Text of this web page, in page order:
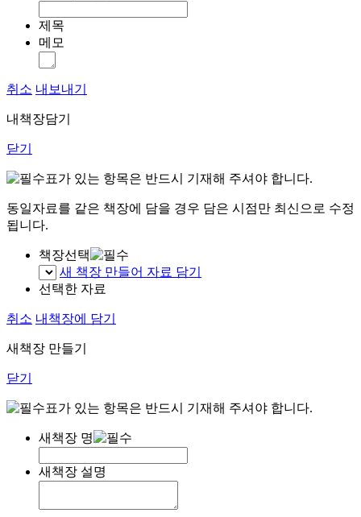
제목
메모
취소 내보내기
내책장담기
닫기
표가 있는 항목은 반드시 기재해 주셔야 합니다.
동일자료를 같은 책장에 담을 경우 담은 시점만 최신으로 수정
됩니다.
책장선택
새 책장 만들어 자료 담기
선택한 자료
취소 내책장에 담기
새책장 만들기
닫기
표가 있는 항목은 반드시 기재해 주셔야 합니다.
새책장 명
새책장 설명